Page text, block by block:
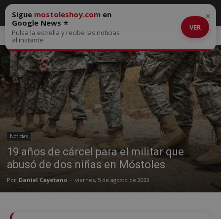
Inicio Noticias
Noticias
19 años de cárcel para el militar que
abusó de dos niñas en Móstoles
Por Daniel Cayetano - viernes, 5 de agosto de 2022
Sigue mostoleshoy.com en
Google News ⭐
Pulsa la estrella y recibe las noticias
al instante
VER
×